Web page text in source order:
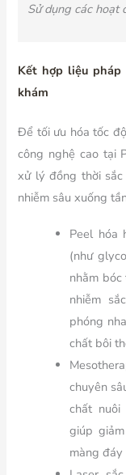
Sử dụng các hoạt
Kết hợp liệu pháp
khám
Để tối ưu hóa tốc
công nghệ cao tại
xử lý đồng thời
nhiễm sâu xuống
Peel hóa
(như
nhằm
nhiễm
phóng
chất bôi
chuyên
chất
giúp
màng đáy